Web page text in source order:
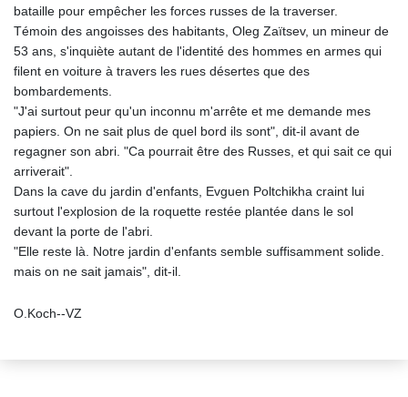
bataille pour empêcher les forces russes de la traverser.
Témoin des angoisses des habitants, Oleg Zaïtsev, un mineur de
53 ans, s'inquiète autant de l'identité des hommes en armes qui
filent en voiture à travers les rues désertes que des
bombardements.
"J'ai surtout peur qu'un inconnu m'arrête et me demande mes
papiers. On ne sait plus de quel bord ils sont", dit-il avant de
regagner son abri. "Ca pourrait être des Russes, et qui sait ce qui
arriverait".
Dans la cave du jardin d'enfants, Evguen Poltchikha craint lui
surtout l'explosion de la roquette restée plantée dans le sol
devant la porte de l'abri.
"Elle reste là. Notre jardin d'enfants semble suffisamment solide.
mais on ne sait jamais", dit-il.
O.Koch--VZ